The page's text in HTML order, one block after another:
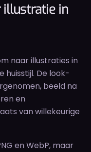
illustratie in
naar illustraties in
huisstijl. De look-
beeld na
en
van willekeurige
en WebP, maar